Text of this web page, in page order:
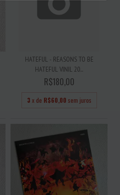
HATEFUL - REASONS TO BE
HATEFUL VINIL 20...
R$180,00
3 x de R$60,00 sem juros